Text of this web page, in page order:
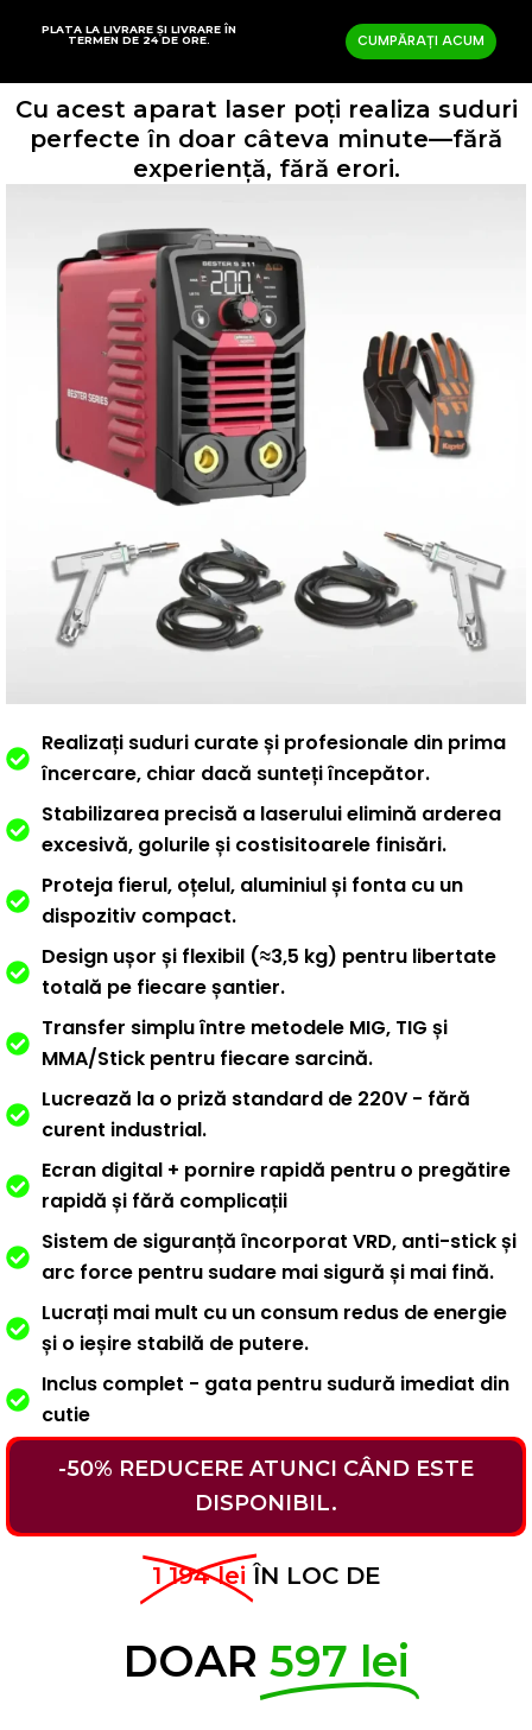
PLATA LA LIVRARE ȘI LIVRARE ÎN
TERMEN DE 24 DE ORE.
CUMPĂRAȚI ACUM
Cu acest aparat laser poți realiza suduri
perfecte în doar câteva minute—fără
experiență, fără erori.
Realizați suduri curate și profesionale din prima
încercare, chiar dacă sunteți începător.
Stabilizarea precisă a laserului elimină arderea
excesivă, golurile și costisitoarele finisări.
Proteja fierul, oțelul, aluminiul și fonta cu un
dispozitiv compact.
Design ușor și flexibil (≈3,5 kg) pentru libertate
totală pe fiecare șantier.
Transfer simplu între metodele MIG, TIG și
MMA/Stick pentru fiecare sarcină.
Lucrează la o priză standard de 220V - fără
curent industrial.
Ecran digital + pornire rapidă pentru o pregătire
rapidă și fără complicații
Sistem de siguranță încorporat VRD, anti-stick și
arc force pentru sudare mai sigură și mai fină.
Lucrați mai mult cu un consum redus de energie
și o ieșire stabilă de putere.
Inclus complet - gata pentru sudură imediat din
cutie
-50% REDUCERE ATUNCI CÂND ESTE
DISPONIBIL.
1 194 lei ÎN LOC DE
DOAR 597 lei